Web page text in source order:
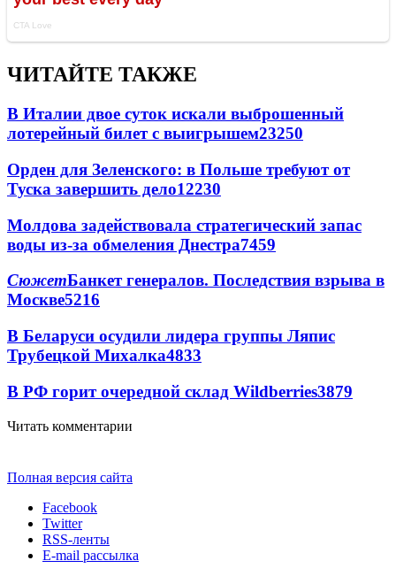
ЧИТАЙТЕ ТАКЖЕ
В Италии двое суток искали выброшенный
лотерейный билет с выигрышем23250
Орден для Зеленского: в Польше требуют от
Туска завершить дело12230
Молдова задействовала стратегический запас
воды из-за обмеления Днестра7459
СюжетБанкет генералов. Последствия взрыва в
Москве5216
В Беларуси осудили лидера группы Ляпис
Трубецкой Михалка4833
В РФ горит очередной склад Wildberries3879
Читать комментарии
Полная версия сайта
Facebook
Twitter
RSS-ленты
E-mail рассылка